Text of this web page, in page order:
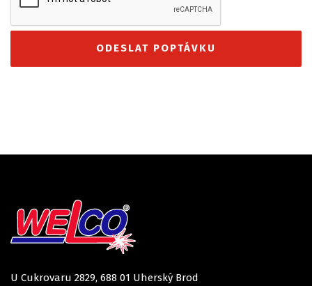
U Cukrovaru 2829, 688 01 Uherský Brod